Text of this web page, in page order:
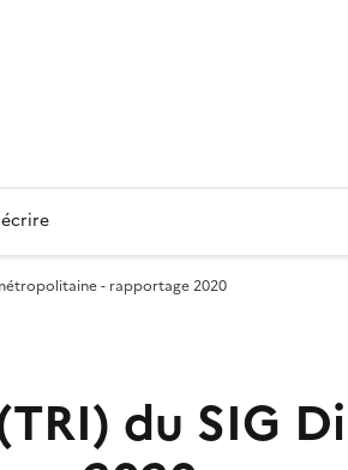
- rapportage 2020
du SIG